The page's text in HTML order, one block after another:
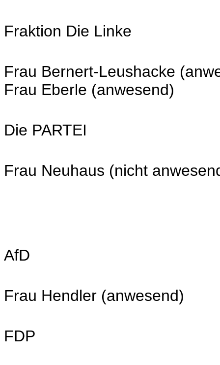
Fraktion Die Linke
Frau Bernert-Leushacke
Frau Eberle (anwesend)
Die PARTEI
Frau Neuhaus (nicht
AfD
Frau Hendler (anwesend)
FDP